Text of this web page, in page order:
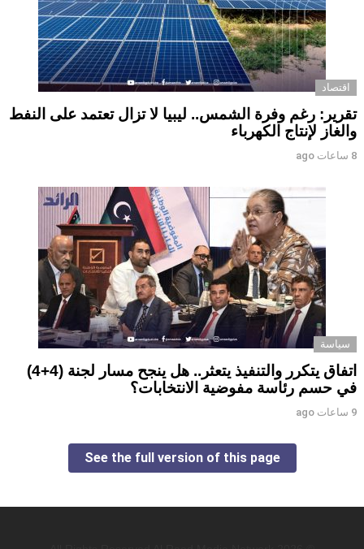
اقتصاد
تقرير: رغم وفرة الشمس.. ليبيا لا تزال تعتمد على النفط
والغاز لإنتاج الكهرباء
8 ساعات ago
سياسة
اتفاق يتكرر والتنفيذ يتعثر.. هل ينجح مسار لجنة (4+4)
في حسم رئاسة مفوضية الانتخابات؟
9 ساعات ago
See the full version of this page